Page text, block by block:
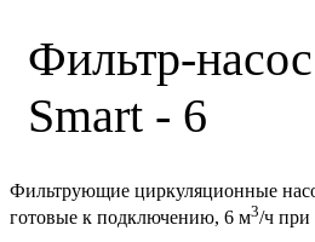
Фильтр-
Smart - 6
Фильтрующие циркуляционные
готовые к подключению, 6 м3/ч при